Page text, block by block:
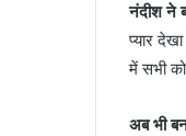
नंदीश ने
प्यार
में सभी
अब भी